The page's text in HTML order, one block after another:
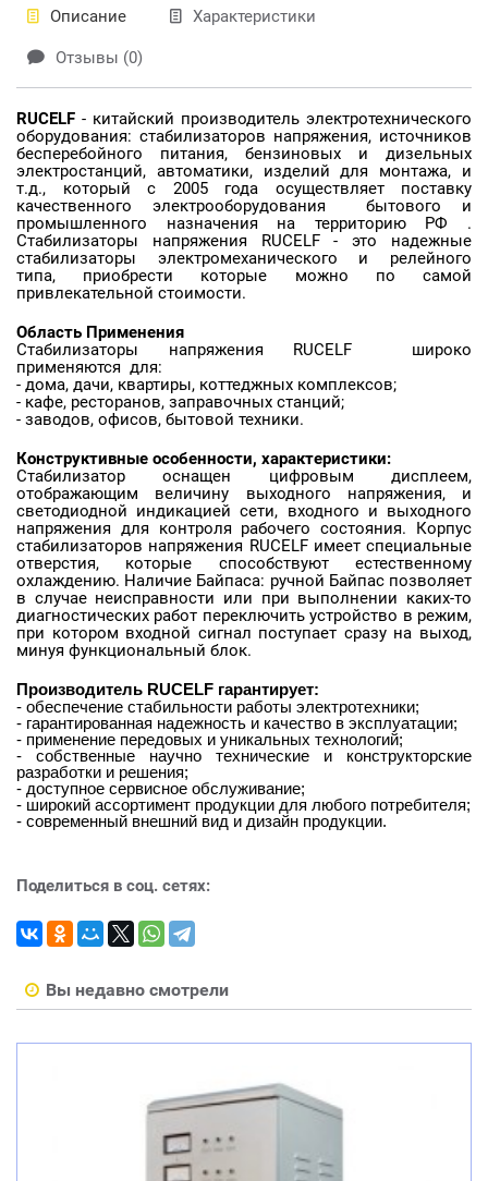
Описание Характеристики
Отзывы (0)
RUCELF - китайский производитель электротехнического
оборудования: стабилизаторов напряжения, источников
бесперебойного питания, бензиновых и дизельных
электростанций, автоматики, изделий для монтажа, и
т.д., который с 2005 года осуществляет поставку
качественного электрооборудования бытового и
промышленного назначения на территорию РФ .
Стабилизаторы напряжения RUCELF - это надежные
стабилизаторы электромеханического и релейного
типа, приобрести которые можно по самой
привлекательной стоимости.
Область Применения
Стабилизаторы напряжения RUCELF широко
применяются для:
- дома, дачи, квартиры, коттеджных комплексов;
- кафе, ресторанов, заправочных станций;
- заводов, офисов, бытовой техники.
Конструктивные особенности, характеристики:
Стабилизатор оснащен цифровым дисплеем,
отображающим величину выходного напряжения, и
светодиодной индикацией сети, входного и выходного
напряжения для контроля рабочего состояния. Корпус
стабилизаторов напряжения RUCELF имеет специальные
отверстия, которые способствуют естественному
охлаждению. Наличие Байпаса: ручной Байпас позволяет
в случае неисправности или при выполнении каких-то
диагностических работ переключить устройство в режим,
при котором входной сигнал поступает сразу на выход,
минуя функциональный блок.
Производитель RUCELF гарантирует:
- обеспечение стабильности работы электротехники;
- гарантированная надежность и качество в эксплуатации;
- применение передовых и уникальных технологий;
- собственные научно технические и конструкторские
разработки и решения;
- доступное сервисное обслуживание;
- широкий ассортимент продукции для любого потребителя;
- современный внешний вид и дизайн продукции.
Поделиться в соц. сетях:
Вы недавно смотрели